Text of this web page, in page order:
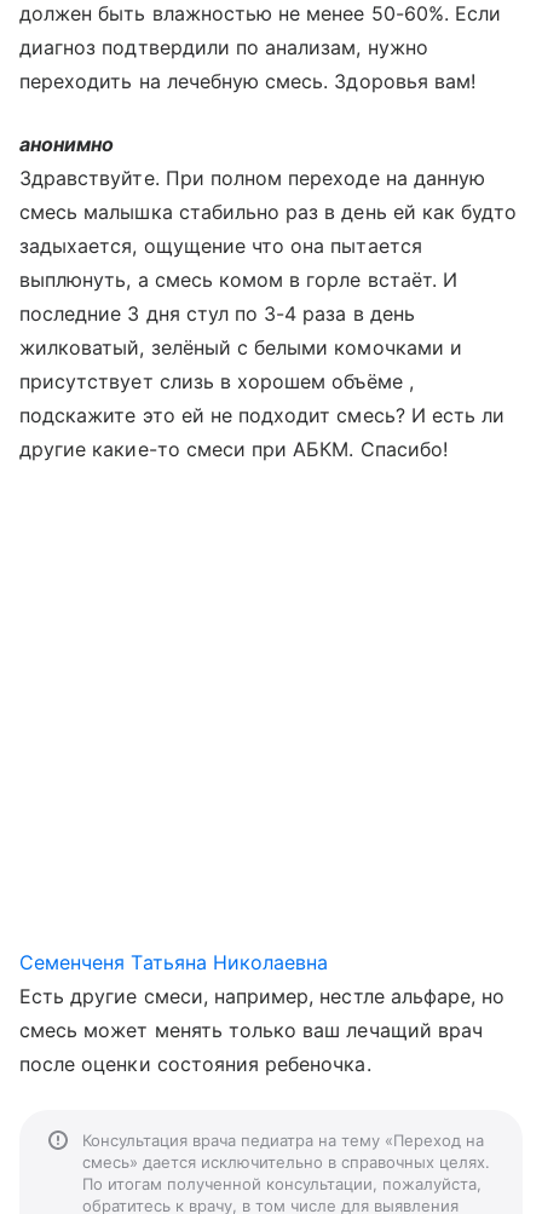
должен быть влажностью не менее 50-60%. Если
диагноз подтвердили по анализам, нужно
переходить на лечебную смесь. Здоровья вам!
анонимно
Здравствуйте. При полном переходе на данную
смесь малышка стабильно раз в день ей как будто
задыхается, ощущение что она пытается
выплюнуть, а смесь комом в горле встаёт. И
последние 3 дня стул по 3-4 раза в день
жилковатый, зелёный с белыми комочками и
присутствует слизь в хорошем объёме ,
подскажите это ей не подходит смесь? И есть ли
другие какие-то смеси при АБКМ. Спасибо!
Семенченя Татьяна Николаевна
Есть другие смеси, например, нестле альфаре, но
смесь может менять только ваш лечащий врач
после оценки состояния ребеночка.
Консультация врача педиатра на тему «Переход на
смесь» дается исключительно в справочных целях.
По итогам полученной консультации, пожалуйста,
обратитесь к врачу, в том числе для выявления